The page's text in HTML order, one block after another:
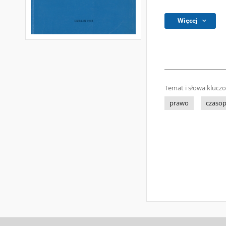
Więcej
Temat i słowa
prawo